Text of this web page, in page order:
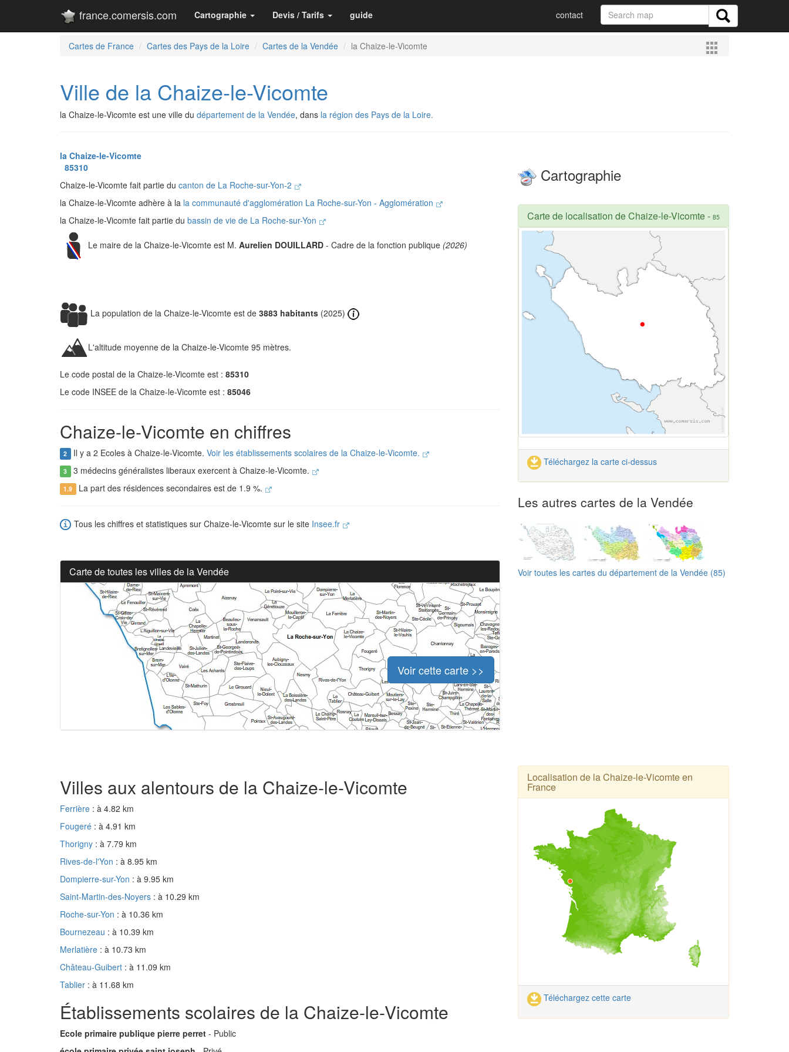
france.comersis.com Cartographie Devis / Tarifs guide contact
Cartes de France Cartes des Pays de la Loire Cartes de la Vendée la Chaize-le-Vicomte
Ville de la Chaize-le-Vicomte
la Chaize-le-Vicomte est une ville du département de la Vendée, dans la région des Pays de la Loire.
la Chaize-le-Vicomte
85310
Chaize-le-Vicomte fait partie du canton de La Roche-sur-Yon-2
la Chaize-le-Vicomte adhère à la la communauté d'agglomération La Roche-sur-Yon - Agglomération
la Chaize-le-Vicomte fait partie du bassin de vie de La Roche-sur-Yon
Le maire de la Chaize-le-Vicomte est M. Aurelien DOUILLARD - Cadre de la fonction publique (2026)
La population de la Chaize-le-Vicomte est de 3883 habitants (2025)
L'altitude moyenne de la Chaize-le-Vicomte 95 mètres.
Le code postal de la Chaize-le-Vicomte est : 85310
Le code INSEE de la Chaize-le-Vicomte est : 85046
Chaize-le-Vicomte en chiffres
2 Il y a 2 Ecoles à Chaize-le-Vicomte. Voir les établissements scolaires de la Chaize-le-Vicomte.
3 3 médecins généralistes liberaux exercent à Chaize-le-Vicomte.
1.9 La part des résidences secondaires est de 1.9 %.
Tous les chiffres et statistiques sur Chaize-le-Vicomte sur le site Insee.fr
Carte de toutes les villes de la Vendée
Voir cette carte >>
Cartographie
Carte de localisation de Chaize-le-Vicomte- 85
Téléchargez la carte ci-dessus
Les autres cartes de la Vendée
Voir toutes les cartes du département de la Vendée (85)
Villes aux alentours de la Chaize-le-Vicomte
Ferrière : à 4.82 km
Fougeré : à 4.91 km
Thorigny : à 7.79 km
Rives-de-l'Yon : à 8.95 km
Dompierre-sur-Yon : à 9.95 km
Saint-Martin-des-Noyers : à 10.29 km
Roche-sur-Yon : à 10.36 km
Bournezeau : à 10.39 km
Merlatière : à 10.73 km
Château-Guibert : à 11.09 km
Tablier : à 11.68 km
Établissements scolaires de la Chaize-le-Vicomte
Ecole primaire publique pierre perret - Public
Localisation de la Chaize-le-Vicomte en
France
Téléchargez cette carte